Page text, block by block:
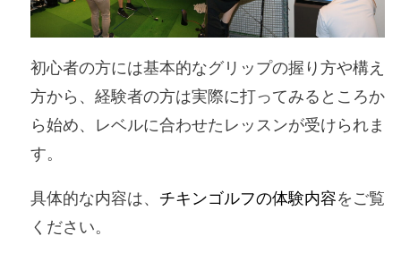
初心者の方には基本的なグリップの握り方や構え
方から、経験者の方は実際に打ってみるところか
ら始め、レベルに合わせたレッスンが受けられま
す。
具体的な内容は、 チキンゴルフの体験内容をご覧
ください。